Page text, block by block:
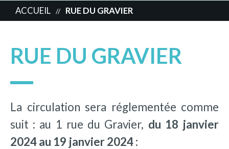
ACCUEIL // RUE DU GRAVIER
RUE DU GRAVIER
La circulation sera réglementée comme
suit : au 1 rue du Gravier, du 18 janvier
2024 au 19 janvier 2024 :